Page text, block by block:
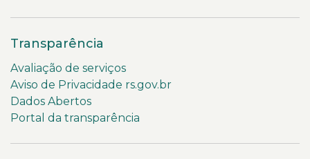
Transparência
Avaliação de serviços
Aviso de Privacidade rs.gov.br
Dados Abertos
Portal da transparência